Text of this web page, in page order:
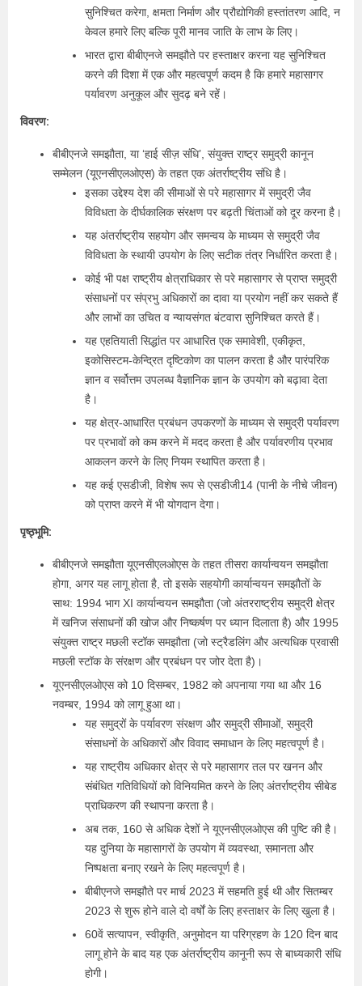
सुनिश्चित करेगा, क्षमता निर्माण और प्रौद्योगिकी हस्तांतरण आदि, न
केवल हमारे लिए बल्कि पूरी मानव जाति के लाभ के लिए।
भारत द्वारा बीबीएनजे समझौते पर हस्ताक्षर करना यह सुनिश्चित
करने की दिशा में एक और महत्वपूर्ण कदम है कि हमारे महासागर
पर्यावरण अनुकूल और सुदढ़ बने रहें।
विवरण:
बीबीएनजे समझौता, या ‘हाई सीज़ संधि’, संयुक्त राष्ट्र समुद्री कानून
सम्मेलन (यूएनसीएलओएस) के तहत एक अंतर्राष्ट्रीय संधि है।
इसका उद्देश्य देश की सीमाओं से परे महासागर में समुद्री जैव
विविधता के दीर्घकालिक संरक्षण पर बढ़ती चिंताओं को दूर करना है।
यह अंतर्राष्ट्रीय सहयोग और समन्वय के माध्यम से समुद्री जैव
विविधता के स्‍थायी उपयोग के लिए सटीक तंत्र निर्धारित करता है।
कोई भी पक्ष राष्‍ट्रीय क्षेत्राधिकार से परे महासागर से प्राप्त समुद्री
संसाधनों पर संप्रभु अधिकारों का दावा या प्रयोग नहीं कर सकते हैं
और लाभों का उचित व न्यायसंगत बंटवारा सुनिश्चित करते हैं।
यह एहतियाती सिद्धांत पर आधारित एक समावेशी, एकीकृत,
इकोसिस्‍टम-केन्‍द्रित दृष्टिकोण का पालन करता है और पारंपरिक
ज्ञान व सर्वोत्तम उपलब्ध वैज्ञानिक ज्ञान के उपयोग को बढ़ावा देता
है।
यह क्षेत्र-आधारित प्रबंधन उपकरणों के माध्यम से समुद्री पर्यावरण
पर प्रभावों को कम करने में मदद करता है और पर्यावरणीय प्रभाव
आकलन करने के लिए नियम स्थापित करता है।
यह कई एसडीजी, विशेष रूप से एसडीजी14 (पानी के नीचे जीवन)
को प्राप्त करने में भी योगदान देगा।
पृष्ठ्भूमि:
बीबीएनजे समझौता यूएनसीएलओएस के तहत तीसरा कार्यान्वयन समझौता
होगा, अगर यह लागू होता है, तो इसके सहयोगी कार्यान्वयन समझौतों के
साथ: 1994 भाग XI कार्यान्वयन समझौता (जो अंतरराष्ट्रीय समुद्री क्षेत्र
में खनिज संसाधनों की खोज और निष्कर्षण पर ध्यान दिलाता है) और 1995
संयुक्त राष्ट्र मछली स्टॉक समझौता (जो स्ट्रैडलिंग और अत्यधिक प्रवासी
मछली स्टॉक के संरक्षण और प्रबंधन पर जोर देता है)।
यूएनसीएलओएस को 10 दिसम्‍बर, 1982 को अपनाया गया था और 16
नवम्‍बर, 1994 को लागू हुआ था।
यह समुद्रों के पर्यावरण संरक्षण और समुद्री सीमाओं, समुद्री
संसाधनों के अधिकारों और विवाद समाधान के लिए महत्वपूर्ण है।
यह राष्ट्रीय अधिकार क्षेत्र से परे महासागर तल पर खनन और
संबंधित गतिविधियों को विनियमित करने के लिए अंतर्राष्ट्रीय सीबेड
प्राधिकरण की स्थापना करता है।
अब तक, 160 से अधिक देशों ने यूएनसीएलओएस की पुष्टि की है।
यह दुनिया के महासागरों के उपयोग में व्यवस्था, समानता और
निष्पक्षता बनाए रखने के लिए महत्वपूर्ण है।
बीबीएनजे समझौते पर मार्च 2023 में सहमति हुई थी और सितम्‍बर
2023 से शुरू होने वाले दो वर्षों के लिए हस्ताक्षर के लिए खुला है।
60वें सत्‍यापन, स्वीकृति, अनुमोदन या परिग्रहण के 120 दिन बाद
लागू होने के बाद यह एक अंतर्राष्ट्रीय कानूनी रूप से बाध्यकारी संधि
होगी।